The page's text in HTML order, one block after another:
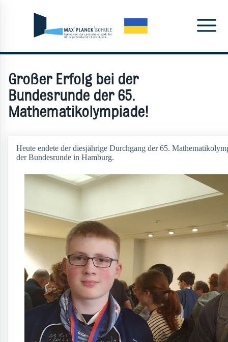
Großer Erfolg bei der
Bundesrunde der 65.
Mathematikolympiade!
Heute endete der diesjährige Durchgang der 65.
der Bundesrunde in Hamburg.